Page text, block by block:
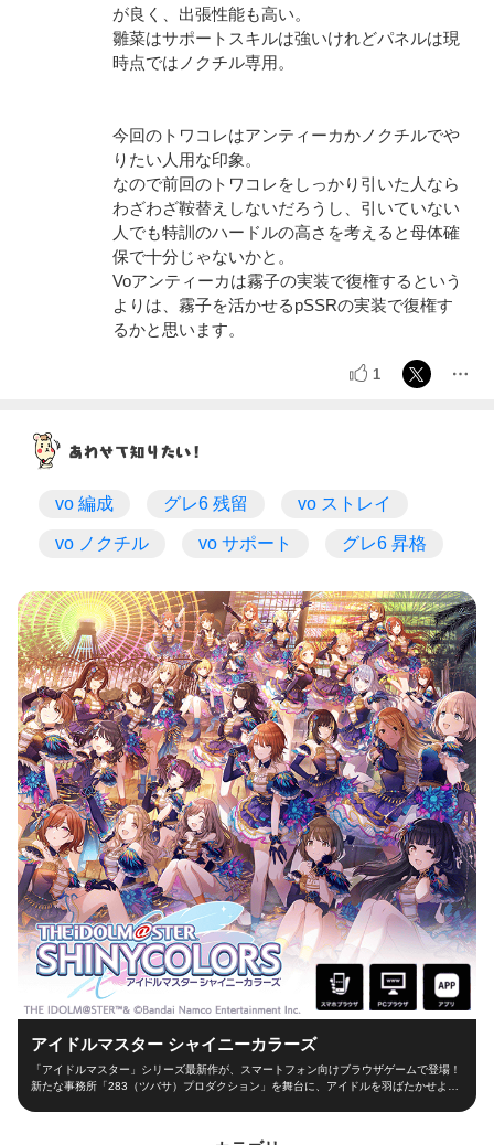
が良く、出張性能も高い。
雛菜はサポートスキルは強いけれどパネルは現
時点ではノクチル専用。
今回のトワコレはアンティーカかノクチルでや
りたい人用な印象。
なので前回のトワコレをしっかり引いた人なら
わざわざ鞍替えしないだろうし、引いていない
人でも特訓のハードルの高さを考えると母体確
保で十分じゃないかと。
Voアンティーカは霧子の実装で復権するという
よりは、霧子を活かせるpSSRの実装で復権す
るかと思います。
1
vo 編成 グレ6 残留 vo ストレイ
vo ノクチル vo サポート グレ6 昇格
アイドルマスター シャイニーカラーズ
「アイドルマスター」シリーズ最新作が、スマートフォン向けブラウザゲームで登場！
新たな事務所「283（ツバサ）プロダクション」を舞台に、アイドルを羽ばたかせよ